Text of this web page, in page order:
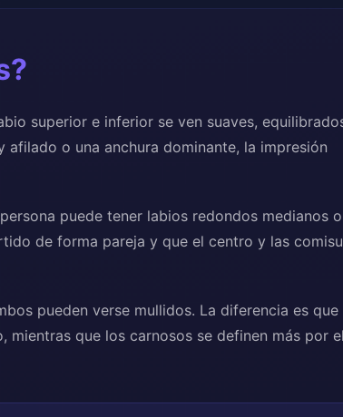
superior e inferior se ven suaves,
o una anchura dominante, la impresión
puede tener labios redondos medianos o
de forma pareja y que el centro y las
pueden verse mullidos. La diferencia es que
que los carnosos se definen más por el